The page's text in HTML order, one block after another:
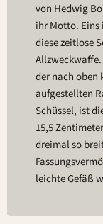
von Hedwig
ihr Motto. Eins
diese zeitlose
der nach oben
aufgestellten
Schüssel, ist
15,5
dreimal so
leichte Gefäß